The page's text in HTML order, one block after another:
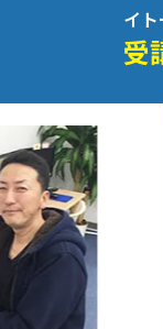
イ
受